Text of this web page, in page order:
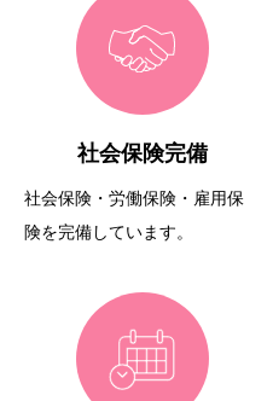
社会保険完備
社会保険・労働保険・雇用保
険を完備しています。